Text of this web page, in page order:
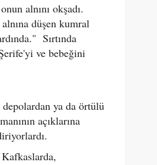
alnını okşadı.
düşen kumral
Sırtında
ve bebeğini
ya da örtülü
açıklarına